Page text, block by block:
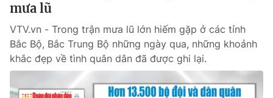
mưa lũ
VTV.vn - Trong trận mưa lũ lớn hiếm gặp ở các tỉnh
Bắc Bộ, Bắc Trung Bộ những ngày qua, những khoảnh
khắc đẹp về tình quân dân đã được ghi lại.